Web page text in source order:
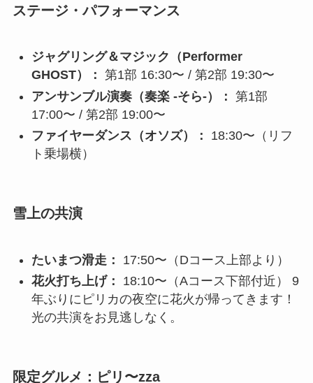
ステージ・パフォーマンス
ジャグリング＆マジック（Performer
GHOST）： 第1部 16:30〜 / 第2部 19:30〜
アンサンブル演奏（奏楽 -そら-）： 第1部
17:00〜 / 第2部 19:00〜
ファイヤーダンス（オソズ）：
18:30〜（リフ
ト乗場横）
雪上の共演
たいまつ滑走：
17:50〜（Dコース上部より）
花火打ち上げ：
18:10〜（Aコース下部付近） 9
年ぶりにピリカの夜空に花火が帰ってきます！
光の共演をお見逃しなく。
限定グルメ：ピリ〜zza